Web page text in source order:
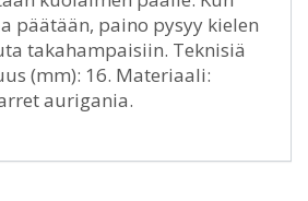
päätään, paino pysyy kielen
takahampaisiin. Teknisiä
(mm): 16. Materiaali:
aurigania.